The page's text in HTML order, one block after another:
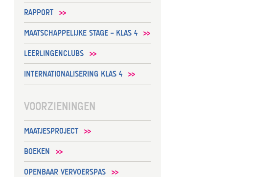
RAPPORT
MAATSCHAPPELIJKE STAGE – KLAS 4
LEERLINGENCLUBS
INTERNATIONALISERING KLAS 4
VOORZIENINGEN
MAATJESPROJECT
BOEKEN
OPENBAAR VERVOERSPAS